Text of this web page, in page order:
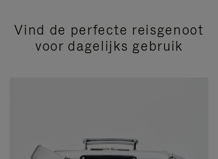
Vind de perfecte reisgenoot
voor dagelijks gebruik